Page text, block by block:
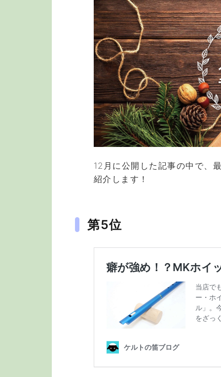
12月に公開した記事の中で、
紹介します！
第5位